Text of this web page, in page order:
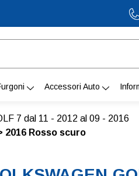
Accessori Auto
7 dal 11 - 2012 al 09 - 2016
2016 Rosso scuro